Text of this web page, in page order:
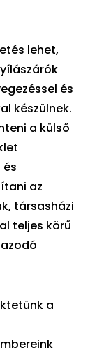
lehet,
és
készülnek.
a külső
az
társasházi
teljes körű
a